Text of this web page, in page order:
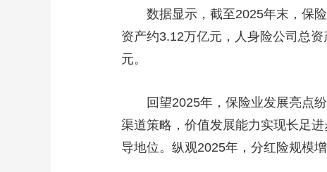
乡村振兴 生态环境 一带一路
大国展会 大国保险 云顶对话
CCTV.节目官网 直播 节目单 栏目 片库
数据显示，截至2025年末，保险
资产约3.12万亿元，人身险公司总
元。
回望2025年，保险业发展亮点纷
渠道策略，价值发展能力实现长足
导地位。纵观2025年，分红险规模增